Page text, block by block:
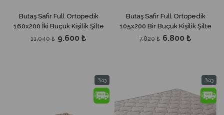
Butaş Safir Full Ortopedik
160x200 İki Buçuk Kişilik Şilte
9.600 ₺
11.040 ₺
Butaş Safir Full Ortopedik
105x200 Bir Buçuk Kişilik Şilte
6.800 ₺
7.820 ₺
%13
İndirim
%13İndirim
%13
İndirim